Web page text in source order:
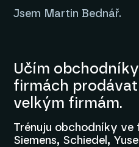
Jsem Martin Bednář.
Učím
firmách
velkým firmám.
Trénuju obchodníky ve
Siemens, Schiedel,